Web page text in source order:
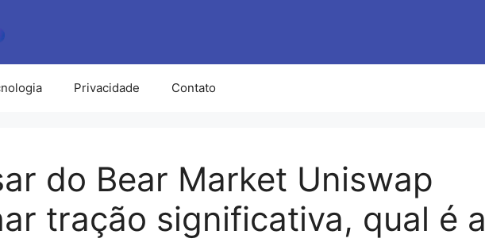
Privacidade Contato
do Bear Market Uniswap
tração significativa, qual é a